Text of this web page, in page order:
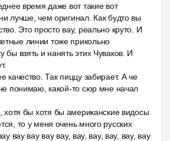
время даже вот такие вот
лучше, чем оригинал. Как будто вы
Это просто вау, реально круто. И
линии тоже прикольно
бы взять и нанять этих Чуваков. И
качество. Так пиццу забирает. А че
понимаю, какой-то сюр мне начал
хотя бы хотя бы американские видосы
то у меня очень много русских
вау вау вау вау, вау, вау, вау, вау, вау